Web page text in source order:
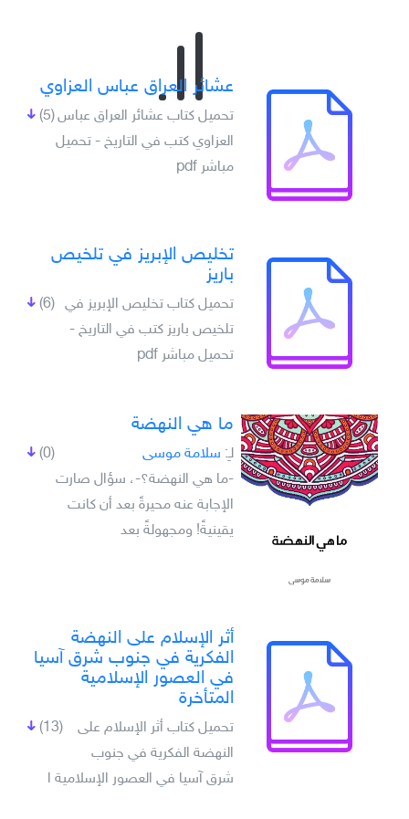
عشائر العراق عباس العزاوي
(5)تحميل كتاب عشائر العراق عباس
العزاوي كتب في التاريخ - تحميل
مباشر pdf
تخليص الإبريز في تلخيص
باريز
(6) تحميل كتاب تخليص الإبريز في
تلخيص باريز كتب في التاريخ -
تحميل مباشر pdf
ما هي النهضة
(0) لـِ: سلامة موسى
-ما هي النهضة؟-، سؤال صارت
الإجابة عنه محيرةً بعد أن كانت
يقينيةً! ومجهولةً بعد
أثر الإسلام على النهضة
الفكرية في جنوب شرق آسيا
في العصور الإسلامية
المتأخرة
(13)
تحميل كتاب أثر الإسلام على
النهضة الفكرية في جنوب
شرق آسيا في العصور الإسلامية ا